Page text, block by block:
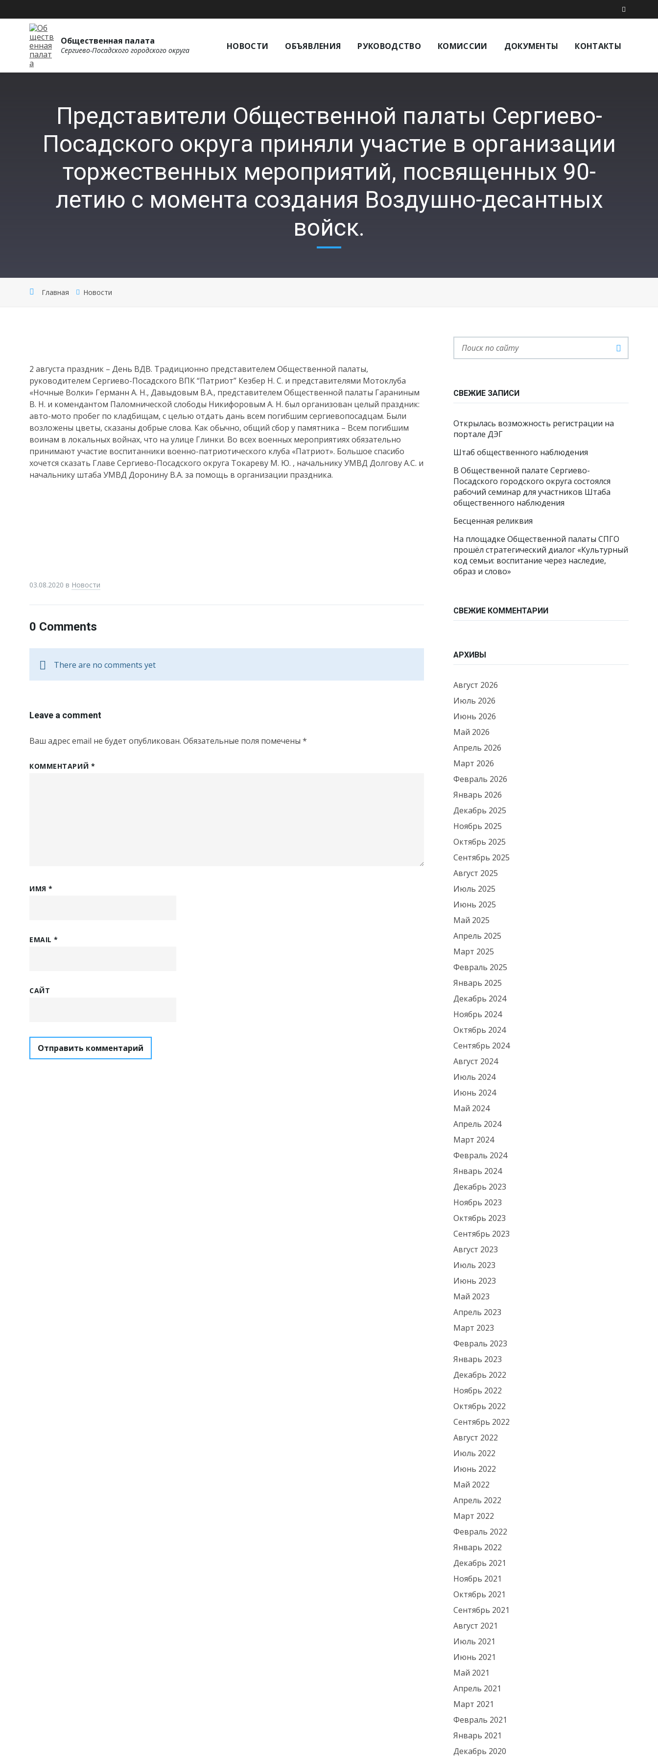
Общественная палата
Сергиево-Посадского городского округа НОВОСТИ ОБЪЯВЛЕНИЯ РУКОВОДСТВО КОМИССИИ ДОКУМЕНТЫ КОНТАКТЫ
Представители Общественной палаты Сергиево-
Посадского округа приняли участие в организации
торжественных мероприятий, посвященных 90-
летию с момента создания Воздушно-десантных
войск.
Главная Новости
2 августа праздник – День ВДВ. Традиционно представителем Общественной палаты,
руководителем Сергиево-Посадского ВПК “Патриот” Кезбер Н. С. и представителями Мотоклуба
«Ночные Волки» Германн А. Н., Давыдовым В.А., представителем Общественной палаты Гараниным
В. Н. и комендантом Паломнической слободы Никифоровым А. Н. был организован целый праздник:
авто-мото пробег по кладбищам, с целью отдать дань всем погибшим сергиевопосадцам. Были
возложены цветы, сказаны добрые слова. Как обычно, общий сбор у памятника – Всем погибшим
воинам в локальных войнах, что на улице Глинки. Во всех военных мероприятиях обязательно
принимают участие воспитанники военно-патриотического клуба «Патриот». Большое спасибо
хочется сказать Главе Сергиево-Посадского округа Токареву М. Ю. , начальнику УМВД Долгову А.С. и
начальнику штаба УМВД Доронину В.А. за помощь в организации праздника.
03.08.2020 в Новости
0 Comments
There are no comments yet
Leave a comment
Ваш адрес email не будет опубликован. Обязательные поля помечены *
КОММЕНТАРИЙ *
ИМЯ*
EMAIL*
САЙТ
СВЕЖИЕ ЗАПИСИ
Открылась возможность регистрации на
портале ДЭГ
Штаб общественного наблюдения
В Общественной палате Сергиево-
Посадского городского округа состоялся
рабочий семинар для участников Штаба
общественного наблюдения
Бесценная реликвия
На площадке Общественной палаты СПГО
прошёл стратегический диалог «Культурный
код семьи: воспитание через наследие,
образ и слово»
СВЕЖИЕ КОММЕНТАРИИ
АРХИВЫ
Август 2026
Июль 2026
Июнь 2026
Май 2026
Апрель 2026
Март 2026
Февраль 2026
Январь 2026
Декабрь 2025
Ноябрь 2025
Октябрь 2025
Сентябрь 2025
Август 2025
Июль 2025
Июнь 2025
Май 2025
Апрель 2025
Март 2025
Февраль 2025
Январь 2025
Декабрь 2024
Ноябрь 2024
Октябрь 2024
Сентябрь 2024
Август 2024
Июль 2024
Июнь 2024
Май 2024
Апрель 2024
Март 2024
Февраль 2024
Январь 2024
Декабрь 2023
Ноябрь 2023
Октябрь 2023
Сентябрь 2023
Август 2023
Июль 2023
Июнь 2023
Май 2023
Апрель 2023
Март 2023
Февраль 2023
Январь 2023
Декабрь 2022
Ноябрь 2022
Октябрь 2022
Сентябрь 2022
Август 2022
Июль 2022
Июнь 2022
Май 2022
Апрель 2022
Март 2022
Февраль 2022
Январь 2022
Декабрь 2021
Ноябрь 2021
Октябрь 2021
Сентябрь 2021
Август 2021
Июль 2021
Июнь 2021
Май 2021
Апрель 2021
Март 2021
Февраль 2021
Январь 2021
Декабрь 2020